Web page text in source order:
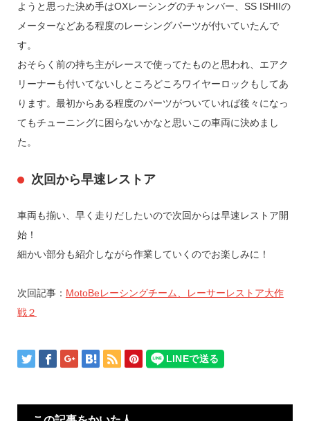
ようと思った決め手はOXレーシングのチャンバー、SS ISHIIの
メーターなどある程度のレーシングパーツが付いていたんで
す。
おそらく前の持ち主がレースで使ってたものと思われ、エアク
リーナーも付いてないしところどころワイヤーロックもしてあ
ります。最初からある程度のパーツがついていれば後々になっ
てもチューニングに困らないかなと思いこの車両に決めまし
た。
次回から早速レストア
車両も揃い、早く走りだしたいので次回からは早速レストア開
始！
細かい部分も紹介しながら作業していくのでお楽しみに！
次回記事： MotoBeレーシングチーム、レーサーレストア大作
戦２